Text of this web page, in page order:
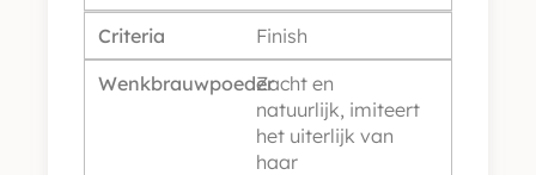
Criteria
Finish
WenkbrauwpoederZacht en
natuurlijk, imiteert
het uiterlijk van
haar